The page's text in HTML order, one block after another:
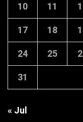
10 11
17 18
24 25
31
« Jul